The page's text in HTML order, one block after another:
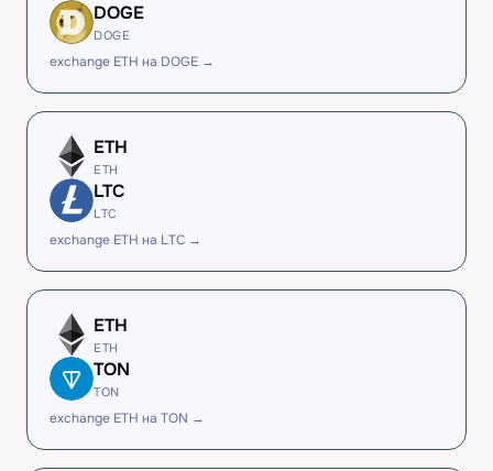
DOGE
DOGE
exchange ETH на DOGE →
ETH
ETH
LTC
LTC
exchange ETH на LTC →
ETH
ETH
TON
TON
exchange ETH на TON →